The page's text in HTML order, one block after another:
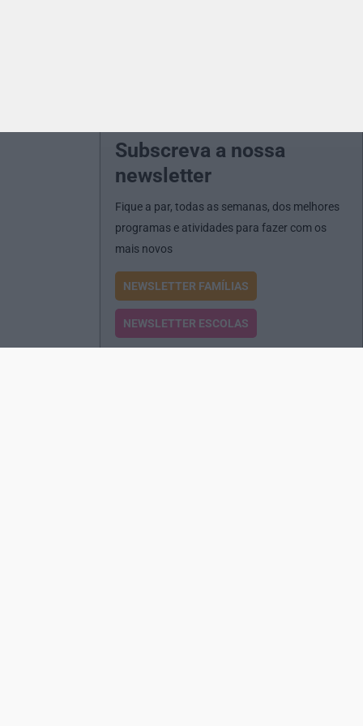
Subscreva a nossa
newsletter
Fique a par, todas as semanas, dos melhores
programas e atividades para fazer com os
mais novos
NEWSLETTER FAMÍLIAS
NEWSLETTER ESCOLAS